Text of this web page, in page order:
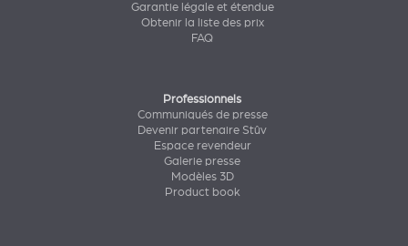
Garantie légale et étendue
Obtenir la liste des prix
FAQ
Professionnels
Communiqués de presse
Devenir partenaire Stûv
Espace revendeur
Galerie presse
Modèles 3D
Product book